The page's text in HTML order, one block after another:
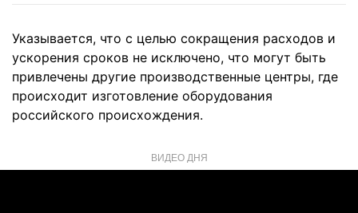
Указывается, что с целью сокращения расходов и
ускорения сроков не исключено, что могут быть
привлечены другие производственные центры, где
происходит изготовление оборудования
российского происхождения.
ВИДЕО ДНЯ